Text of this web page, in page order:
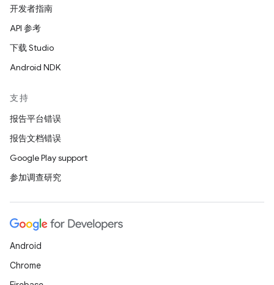
开发者指南
API 参考
下载 Studio
Android NDK
支持
报告平台错误
报告文档错误
Google Play support
参加调查研究
Android
Chrome